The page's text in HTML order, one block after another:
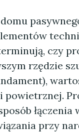
czy
rzędzie
powietrznej.
łączenia
przy